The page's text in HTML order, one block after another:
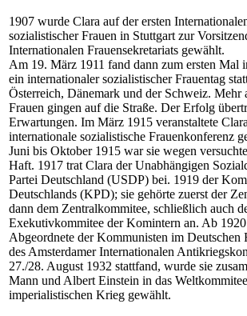
1907 wurde Clara auf der ersten
sozialistischer Frauen in Stuttgart zur
Internationalen Frauensekretariats gewählt.
Am 19. März 1911 fand dann zum ersten Mal
ein internationaler sozialistischer Frauentag
Österreich, Dänemark und der Schweiz. Mehr
Frauen gingen auf die Straße. Der Erfolg
Erwartungen. Im März 1915 veranstaltete
internationale sozialistische Frauenkonferenz
Juni bis Oktober 1915 war sie wegen
Haft. 1917 trat Clara der Unabhängigen
Partei Deutschland (USDP) bei. 1919 der
Deutschlands (KPD); sie gehörte zuerst der
dann dem Zentralkommitee, schließlich auch
Exekutivkommitee der Komintern an. Ab 1920
Abgeordnete der Kommunisten im Deutschen
des Amsterdamer Internationalen
27./28. August 1932 stattfand, wurde sie
Mann und Albert Einstein in das
imperialistischen Krieg gewählt.